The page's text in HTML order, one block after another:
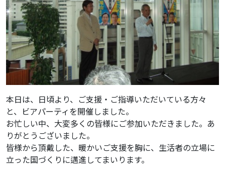
本日は、日頃より、ご支援・ご指導いただいている方々
と、ビアパーティを開催しました。
お忙しい中、大変多くの皆様にご参加いただきました。あ
りがとうございました。
皆様から頂戴した、暖かいご支援を胸に、生活者の立場に
立った国づくりに邁進してまいります。